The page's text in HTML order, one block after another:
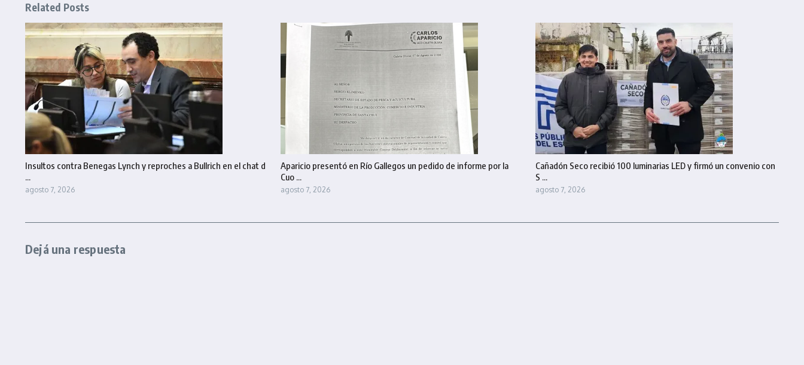
Related Posts
Insultos contra Benegas Lynch y reproches a Bullrich en el chat d
...
agosto 7, 2026
Aparicio presentó en Río Gallegos un pedido de informe por la
Cuo ...
agosto 7, 2026
Cañadón Seco recibió 100 luminarias LED y firmó un convenio con
S ...
agosto 7, 2026
Dejá una respuesta